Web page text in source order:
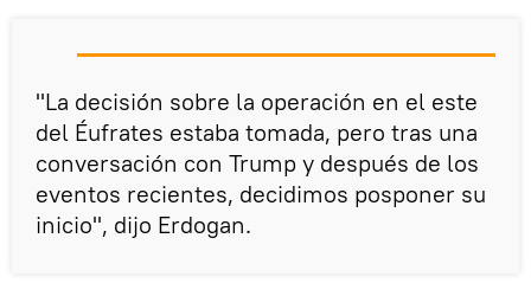
"La decisión sobre la operación en el este
del Éufrates estaba tomada, pero tras una
conversación con Trump y después de los
eventos recientes, decidimos posponer su
inicio", dijo Erdogan.